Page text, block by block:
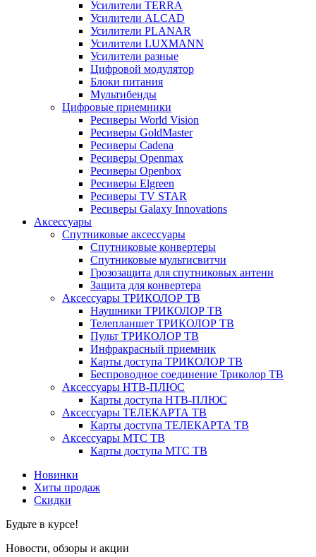
Усилители TERRA
Усилители ALCAD
Усилители PLANAR
Усилители LUXMANN
Усилители разные
Цифровой модулятор
Блоки питания
Мультибенды
Цифровые приемники
Ресиверы World Vision
Ресиверы GoldMaster
Ресиверы Cadena
Ресиверы Openmax
Ресиверы Openbox
Ресиверы Elgreen
Ресиверы TV STAR
Ресиверы Galaxy Innovations
Аксессуары
Спутниковые аксессуары
Спутниковые конвертеры
Спутниковые мультисвитчи
Грозозащита для спутниковых антенн
Защита для конвертера
Аксессуары ТРИКОЛОР ТВ
Наушники ТРИКОЛОР ТВ
Телепланшет ТРИКОЛОР ТВ
Пульт ТРИКОЛОР ТВ
Инфракрасный приемник
Карты доступа ТРИКОЛОР ТВ
Беспроводное соединение Триколор ТВ
Аксессуары НТВ-ПЛЮС
Карты доступа НТВ-ПЛЮС
Аксессуары ТЕЛЕКАРТА ТВ
Карты доступа ТЕЛЕКАРТА ТВ
Аксессуары МТС ТВ
Карты доступа МТС ТВ
Новинки
Хиты продаж
Скидки
Будьте в курсе!
Новости, обзоры и акции